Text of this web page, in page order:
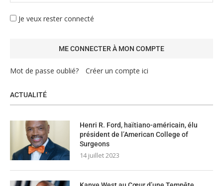
Je veux rester connecté
Mot de passe oublié? Créer un compte ici
ACTUALITÉ
Henri R. Ford, haïtiano-américain, élu
président de l’American College of
Surgeons
14 juillet 2023